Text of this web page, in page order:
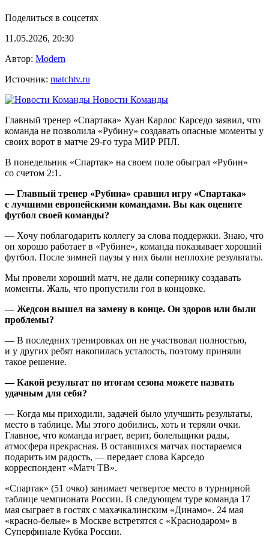
Поделиться в соцсетях
11.05.2026, 20:30
Автор: Modern
Источник: matchtv.ru
Новости Команды
Главный тренер «Спартака» Хуан Карлос Карседо заявил, что
команда не позволила «Рубину» создавать опасные моменты у
своих ворот в матче 29‑го тура МИР РПЛ.
В понедельник «Спартак» на своем поле обыграл «Рубин»
со счетом 2:1.
— Главный тренер «Рубина» сравнил игру «Спартака»
с лучшими европейскими командами. Вы как оцените
футбол своей команды?
— Хочу поблагодарить коллегу за слова поддержки. Знаю, что
он хорошо работает в «Рубине», команда показывает хороший
футбол. После зимней паузы у них были неплохие результаты.
Мы провели хороший матч, не дали сопернику создавать
моменты. Жаль, что пропустили гол в концовке.
— Жедсон вышел на замену в конце. Он здоров или были
проблемы?
— В последних тренировках он не участвовал полностью,
и у других ребят накопилась усталость, поэтому приняли
такое решение.
— Какой результат по итогам сезона можете назвать
удачным для себя?
— Когда мы приходили, задачей было улучшить результаты,
место в таблице. Мы этого добились, хоть и теряли очки.
Главное, что команда играет, верит, болельщики рады,
атмосфера прекрасная. В оставшихся матчах постараемся
подарить им радость, — передает слова Карседо
корреспондент «Матч ТВ».
«Спартак» (51 очко) занимает четвертое место в турнирной
таблице чемпионата России. В следующем туре команда 17
мая сыграет в гостях с махачкалинским «Динамо». 24 мая
«красно‑белые» в Москве встретятся с «Краснодаром» в
Суперфинале Кубка России.